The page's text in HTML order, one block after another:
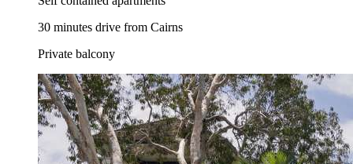
30 minutes drive from Cairns
Private balcony